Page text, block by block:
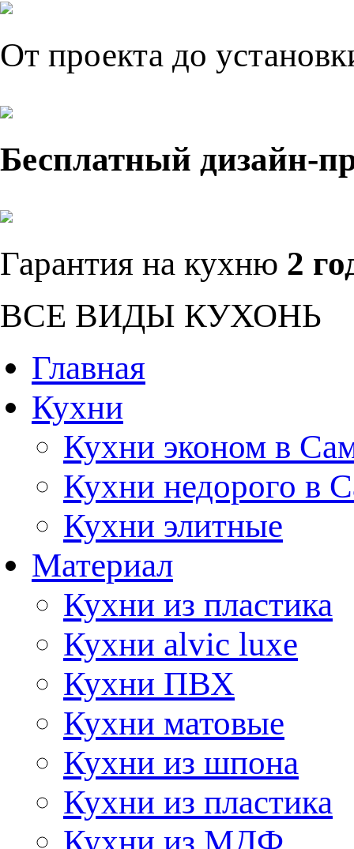
От проекта до
Бесплатный дизайн-
Гарантия на кухню 2
ВСЕ ВИДЫ КУХОНЬ
Главная
Кухни
Кухни эконом в
Кухни недорого в
Кухни элитные
Материал
Кухни из пластика
Кухни alvic luxe
Кухни ПВХ
Кухни матовые
Кухни из шпона
Кухни из пластика
Кухни из МДФ